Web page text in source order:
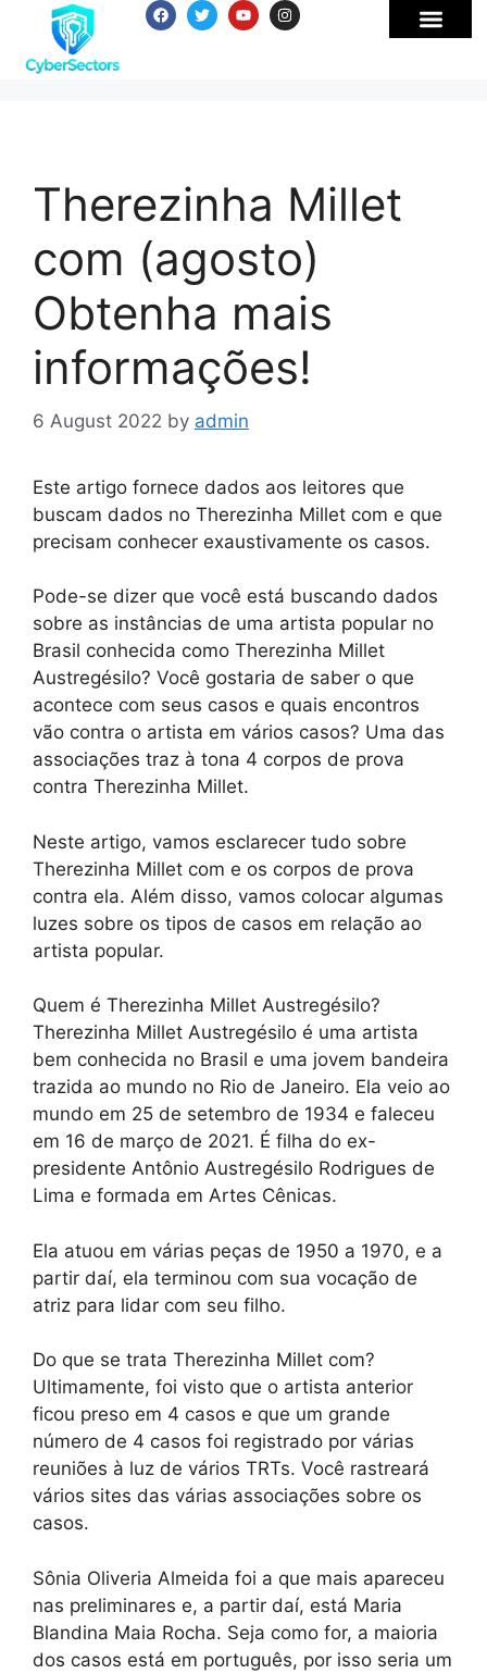
Therezinha Millet
com (agosto)
Obtenha mais
informações!
6 August 2022 by admin
Este artigo fornece dados aos leitores que
buscam dados no Therezinha Millet com e que
precisam conhecer exaustivamente os casos.
Pode-se dizer que você está buscando dados
sobre as instâncias de uma artista popular no
Brasil conhecida como Therezinha Millet
Austregésilo? Você gostaria de saber o que
acontece com seus casos e quais encontros
vão contra o artista em vários casos? Uma das
associações traz à tona 4 corpos de prova
contra Therezinha Millet.
Neste artigo, vamos esclarecer tudo sobre
Therezinha Millet com e os corpos de prova
contra ela. Além disso, vamos colocar algumas
luzes sobre os tipos de casos em relação ao
artista popular.
Quem é Therezinha Millet Austregésilo?
Therezinha Millet Austregésilo é uma artista
bem conhecida no Brasil e uma jovem bandeira
trazida ao mundo no Rio de Janeiro. Ela veio ao
mundo em 25 de setembro de 1934 e faleceu
em 16 de março de 2021. É filha do ex-
presidente Antônio Austregésilo Rodrigues de
Lima e formada em Artes Cênicas.
Ela atuou em várias peças de 1950 a 1970, e a
partir daí, ela terminou com sua vocação de
atriz para lidar com seu filho.
Do que se trata Therezinha Millet com?
Ultimamente, foi visto que o artista anterior
ficou preso em 4 casos e que um grande
número de 4 casos foi registrado por várias
reuniões à luz de vários TRTs. Você rastreará
vários sites das várias associações sobre os
casos.
Sônia Oliveria Almeida foi a que mais apareceu
nas preliminares e, a partir daí, está Maria
Blandina Maia Rocha. Seja como for, a maioria
dos casos está em português, por isso seria um